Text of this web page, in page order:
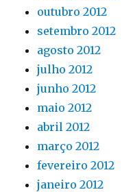
outubro 2012
setembro 2012
agosto 2012
julho 2012
junho 2012
maio 2012
abril 2012
março 2012
fevereiro 2012
janeiro 2012